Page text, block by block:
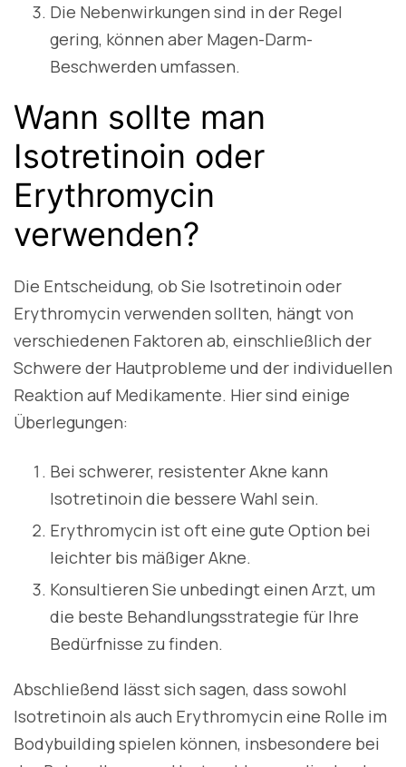
Die Nebenwirkungen sind in der Regel
gering, können aber Magen-Darm-
Beschwerden umfassen.
Wann sollte man
Isotretinoin oder
Erythromycin
verwenden?
Die Entscheidung, ob Sie Isotretinoin oder
Erythromycin verwenden sollten, hängt von
verschiedenen Faktoren ab, einschließlich der
Schwere der Hautprobleme und der individuellen
Reaktion auf Medikamente. Hier sind einige
Überlegungen:
Bei schwerer, resistenter Akne kann
Isotretinoin die bessere Wahl sein.
Erythromycin ist oft eine gute Option bei
leichter bis mäßiger Akne.
Konsultieren Sie unbedingt einen Arzt, um
die beste Behandlungsstrategie für Ihre
Bedürfnisse zu finden.
Abschließend lässt sich sagen, dass sowohl
Isotretinoin als auch Erythromycin eine Rolle im
Bodybuilding spielen können, insbesondere bei